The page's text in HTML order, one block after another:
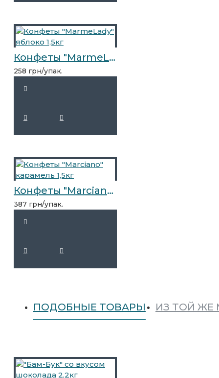
Конфеты "MarmeLady" яблоко 1,5кг
258 грн/упак.
Конфеты "Marciano" карамель 1,5кг
387 грн/упак.
ПОДОБНЫЕ ТОВАРЫ ИЗ ТОЙ ЖЕ